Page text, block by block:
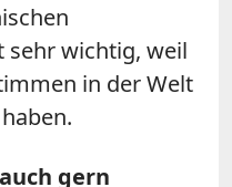
sehr wichtig, weil
in der Welt
gern